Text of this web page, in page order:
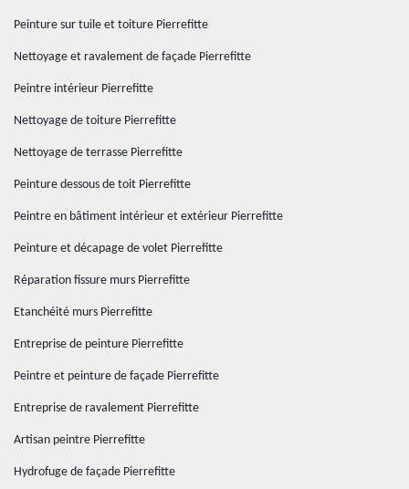
Peinture sur tuile et toiture Pierrefitte
Nettoyage et ravalement de façade Pierrefitte
Peintre intérieur Pierrefitte
Nettoyage de toiture Pierrefitte
Nettoyage de terrasse Pierrefitte
Peinture dessous de toit Pierrefitte
Peintre en bâtiment intérieur et extérieur Pierrefitte
Peinture et décapage de volet Pierrefitte
Réparation fissure murs Pierrefitte
Etanchéité murs Pierrefitte
Entreprise de peinture Pierrefitte
Peintre et peinture de façade Pierrefitte
Entreprise de ravalement Pierrefitte
Artisan peintre Pierrefitte
Hydrofuge de façade Pierrefitte